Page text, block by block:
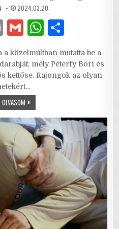
PUBLISHED
DATE:
2024.03.20.
E
ai
l
G
ai
l
W
at
s
p
ar
e
közelmúltban mutatta be a
mely Péterfy Bori és
kettőse. Rajongok az olyan
MIKOR
HAZUDTAM?
ÚT
A
KOMMUNIKÁCIÓS
MESTERKURZUSTÓL
SORSTRAGÉDIÁIG